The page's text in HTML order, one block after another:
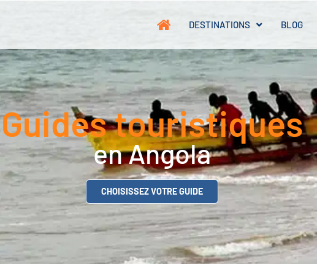
DESTINATIONS BLOG
Guides touristiques
en Angola
CHOISISSEZ VOTRE GUIDE